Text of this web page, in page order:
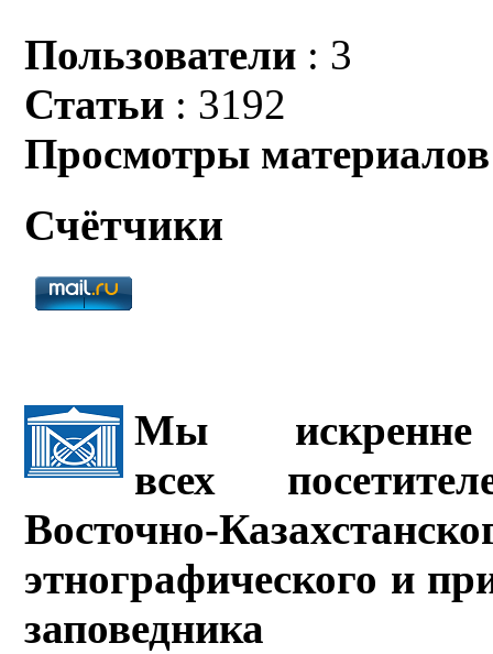
Пользователи : 3
Статьи : 3192
Просмотры материалов
Счётчики
Мы искренне
всех
Восточно-
этнографического и
заповедника